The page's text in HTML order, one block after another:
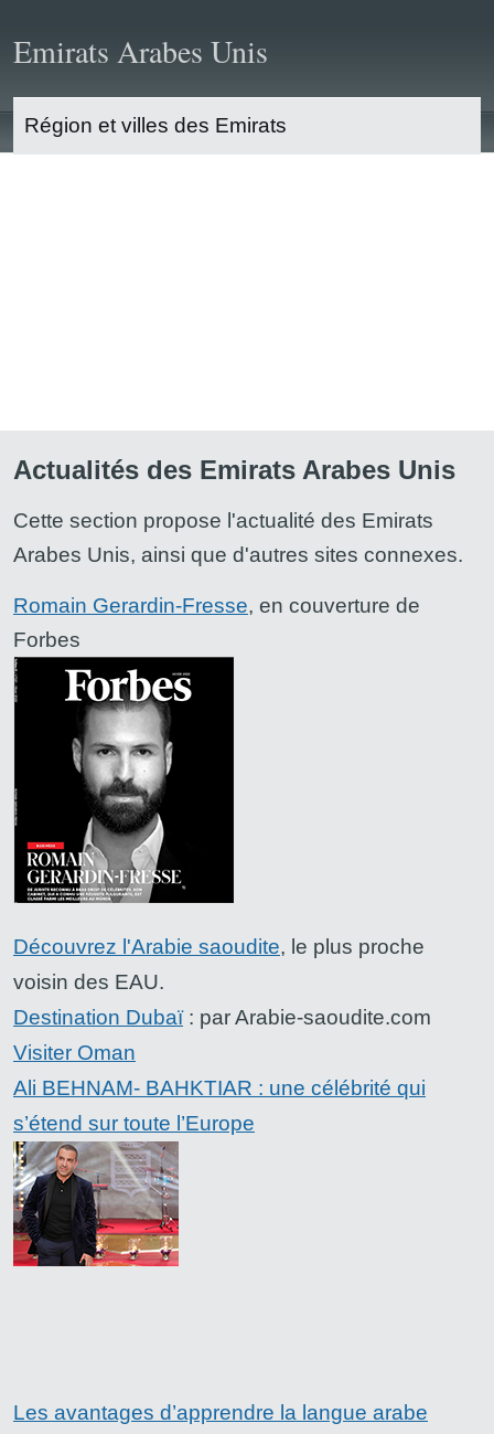
Emirats Arabes Unis
Région et villes des Emirats
Actualités des Emirats Arabes Unis
Cette section propose l'actualité des Emirats
Arabes Unis, ainsi que d'autres sites connexes.
Romain Gerardin-Fresse, en couverture de
Forbes
Découvrez l'Arabie saoudite, le plus proche
voisin des EAU.
Destination Dubaï: par Arabie-saoudite.com
Visiter Oman
Ali BEHNAM- BAHKTIAR : une célébrité qui
s’étend sur toute l’Europe
Les avantages d’apprendre la langue arabe